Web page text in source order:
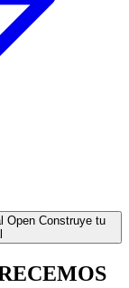
Open Construye tu